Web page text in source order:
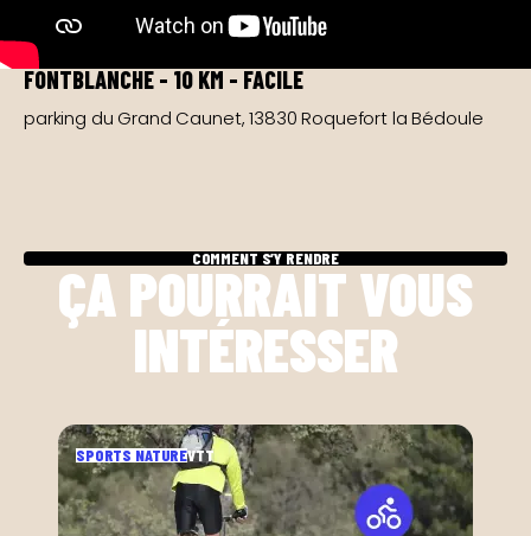
FONTBLANCHE - 10 KM - FACILE
parking du Grand Caunet, 13830 Roquefort la Bédoule
COMMENT S’Y RENDRE
ÇA POURRAIT VOUS
INTÉRESSER
SPORTS NATUREVTT